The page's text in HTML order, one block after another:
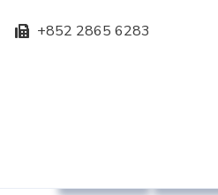
+852 2865 6283